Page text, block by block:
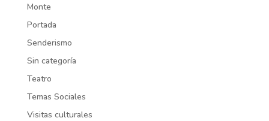
Monte
Portada
Senderismo
Sin categoría
Teatro
Temas Sociales
Visitas culturales